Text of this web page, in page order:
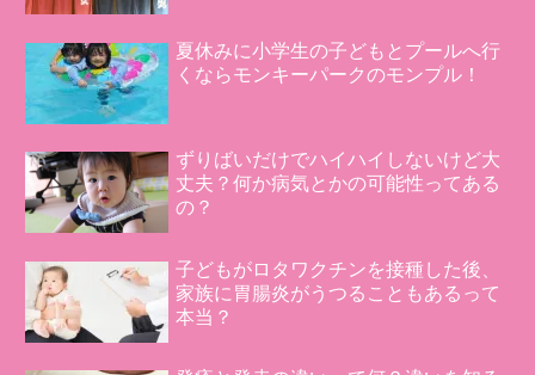
夏休みに小学生の子どもとプールへ行
くならモンキーパークのモンプル！
ずりばいだけでハイハイしないけど大
丈夫？何か病気とかの可能性ってある
の？
子どもがロタワクチンを接種した後、
家族に胃腸炎がうつることもあるって
本当？